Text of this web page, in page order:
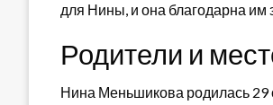
для Нины, и она благодарна им
Родители и
Нина Меньшикова родилась 29